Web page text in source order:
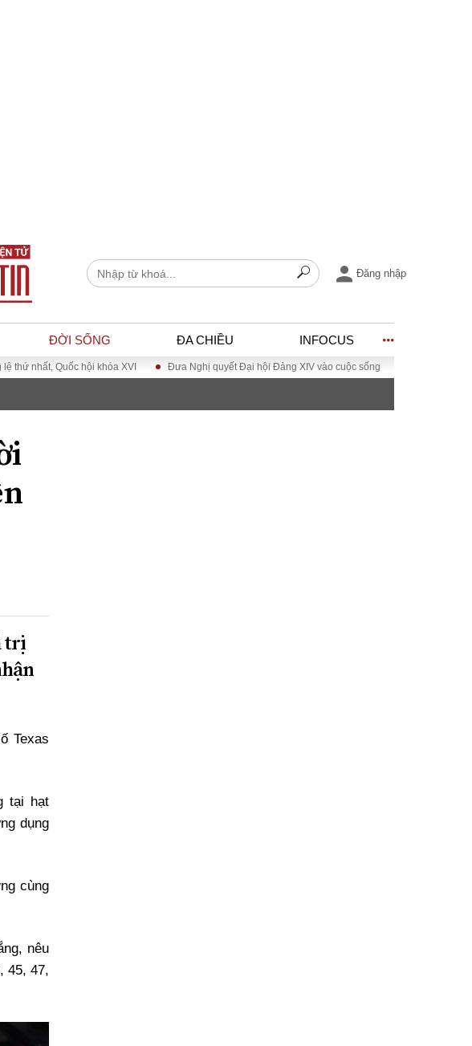
Đăng nhập
ĐỜI SỐNG ĐA CHIỀU INFOCUS
Quốc hội khóa XVI Đưa Nghị quyết Đại hội Đảng XIV vào cuộc sống Hướng tới Đại hội đại
trị
Texas
tại hạt
dụng
cùng
nêu
45, 47,